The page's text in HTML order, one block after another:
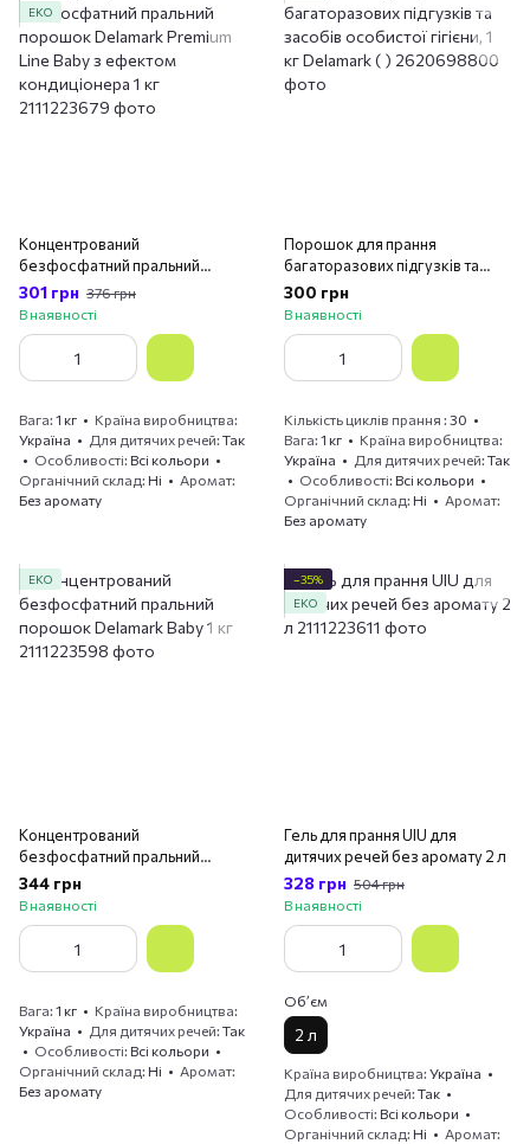
ЕКО
Концентрований
безфосфатний пральний
порошок Delamark Premium
Line Baby з ефектом
301 грн 376 грн
В наявності
Вага 1 кг
Країна виробництва
Україна
Для дитячих речей Так
Особливості Всі кольори
Органічний склад Ні
Аромат
Без аромату
Порошок для прання
багаторазових підгузків та
засобів особистої гігієни, 1 кг
Delamark ( )
300 грн
В наявності
Кількість циклів прання 30
Вага 1 кг
Країна виробництва
Україна
Для дитячих речей Так
Особливості Всі кольори
Органічний склад Ні
Аромат
Без аромату
ЕКО
Концентрований
безфосфатний пральний
порошок Delamark Baby 1 кг
344 грн
В наявності
Вага 1 кг
Країна виробництва
Україна
Для дитячих речей Так
Особливості Всі кольори
Органічний склад Ні
Аромат
Без аромату
−35%
ЕКО
Гель для прання UIU для
дитячих речей без аромату 2 л
328 грн 504 грн
В наявності
Обʼєм
2 л
Країна виробництва Україна
Для дитячих речей Так
Особливості Всі кольори
Органічний склад Ні
Аромат